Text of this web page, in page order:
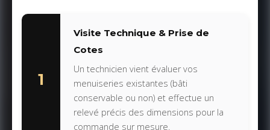
1
Visite Technique & Prise de
Cotes
Un technicien vient évaluer vos
menuiseries existantes (bâti
conservable ou non) et effectue un
relevé précis des dimensions pour la
commande sur mesure.